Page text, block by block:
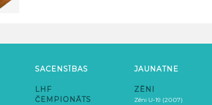
SACENSĪBAS
LHF
ČEMPIONĀTS
JAUNATNE
ZĒNI
Zēni U-19 (2007)